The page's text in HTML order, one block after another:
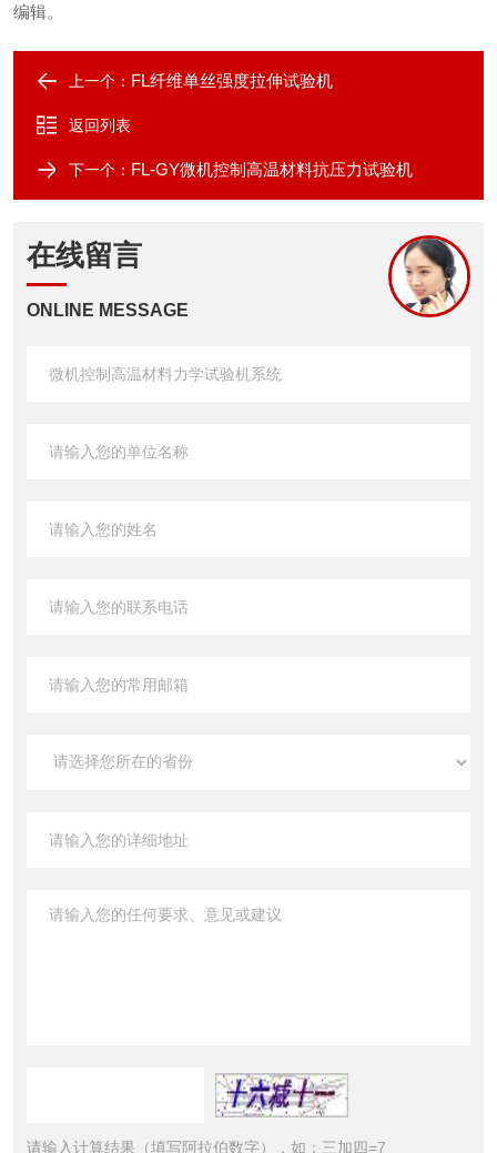
编辑。
上一个： FL纤维单丝强度拉伸试验机
返回列表
下一个： FL-GY微机控制高温材料抗压力试验机
在线留言
ONLINE MESSAGE
请输入计算结果（填写阿拉伯数字），如：三加四=7